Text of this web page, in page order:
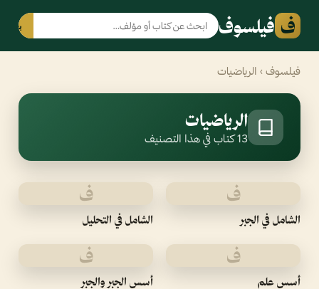
ف فيلسوف بحث
فيلسوف › الرياضيات
الرياضيات
13 كتاب في هذا التصنيف
ف
الشامل في الجبر
ف
الشامل في التحليل
ف
أسس علم
ف
أسس الجبر والجبر